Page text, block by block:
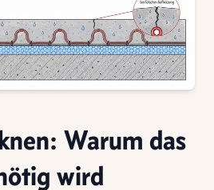
Warum das
wird